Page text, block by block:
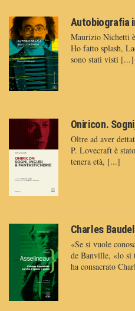
Autobiografia
Maurizio Nichetti
Ho fatto splash,
sono stati visti [...]
Oniricon.
Oltre ad aver
P. Lovecraft è
tenera età, [...]
Charles
«Se si vuole
de Banville, «lo si
ha consacrato